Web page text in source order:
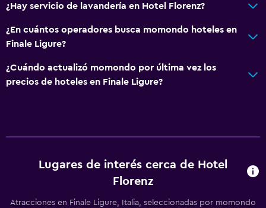
¿Hay servicio de lavandería en Hotel Florenz?
¿En cuántos operadores busca momondo hoteles en
Finale Ligure?
¿Cuándo actualizó momondo por última vez los
precios de hoteles en Finale Ligure?
Lugares de interés cerca de Hotel
Florenz
Atracciones en Finale Ligure, Italia, seleccionadas por momondo